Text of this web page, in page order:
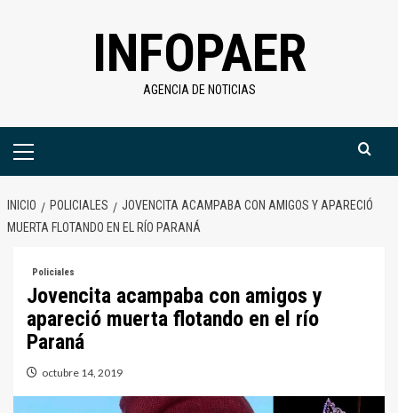
INFOPAER
AGENCIA DE NOTICIAS
Menú
INICIO POLICIALES
JOVENCITA ACAMPABA CON AMIGOS Y APARECIÓ
MUERTA FLOTANDO EN EL RÍO PARANÁ
Policiales
Jovencita acampaba con amigos y
apareció muerta flotando en el río
Paraná
octubre 14, 2019